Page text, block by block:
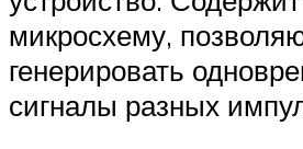
микросхему,
генерировать
сигналы разных